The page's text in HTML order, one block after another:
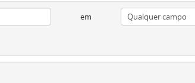
em